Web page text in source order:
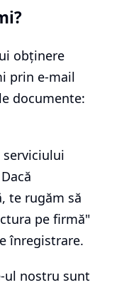
obținere
prin e-mail
documente:
serviciului
te rugăm să
pe firmă"
înregistrare.
ul nostru sunt